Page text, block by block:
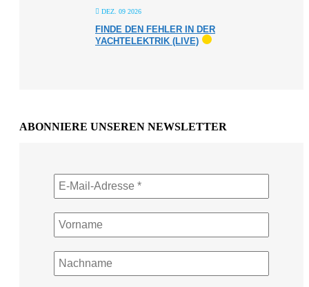
DEZ. 09 2026
FINDE DEN FEHLER IN DER
YACHTELEKTRIK (LIVE)
ABONNIERE UNSEREN NEWSLETTER